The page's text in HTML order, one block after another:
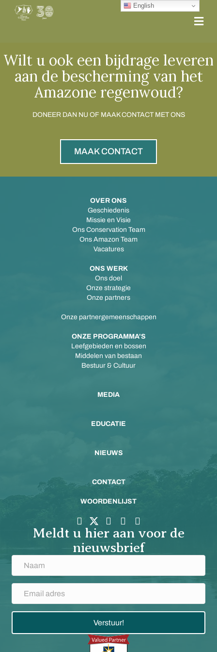
Wilt u ook een bijdrage leveren
aan de bescherming van het
Amazone regenwoud?
DONEER DAN NU OF MAAK CONTACT MET ONS
MAAK CONTACT
OVER ONS
Geschiedenis
Missie en Visie
Ons Conservation Team
Ons Amazon Team
Vacatures
ONS WERK
Ons doel
Onze strategie
Onze partners
Onze partnergemeenschappen
ONZE PROGRAMMA'S
Leefgebieden en bossen
Middelen van bestaan
Bestuur & Cultuur
MEDIA
EDUCATIE
NIEUWS
CONTACT
WOORDENLIJST
Meldt u hier aan voor de
nieuwsbrief
Verstuur!
English